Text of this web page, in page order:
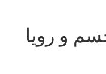
و رویا